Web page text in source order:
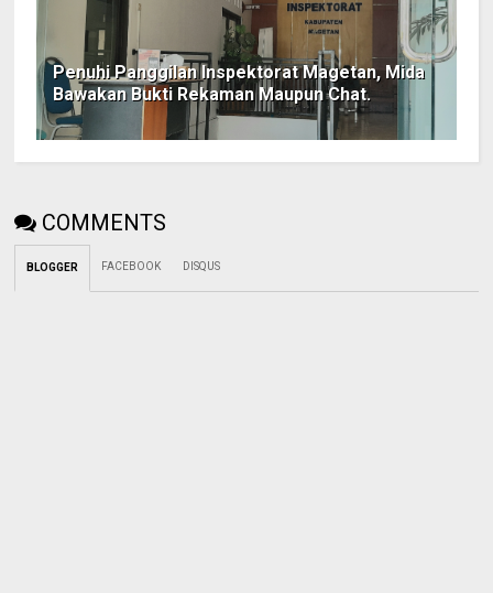
Penuhi Panggilan Inspektorat Magetan, Mida
Bawakan Bukti Rekaman Maupun Chat.
COMMENTS
BLOGGER FACEBOOK DISQUS